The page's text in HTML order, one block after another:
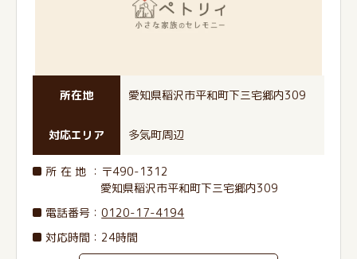
所在地 愛知県稲沢市平和町下三宅郷内309
対応エリア 多気町周辺
所在地 ：〒490-1312
愛知県稲沢市平和町下三宅郷内309
電話番号 ：0120-17-4194
対応時間：24時間